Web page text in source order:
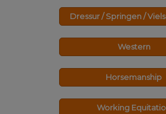
Dressur / Springen /
Western
Horsemanship
Working